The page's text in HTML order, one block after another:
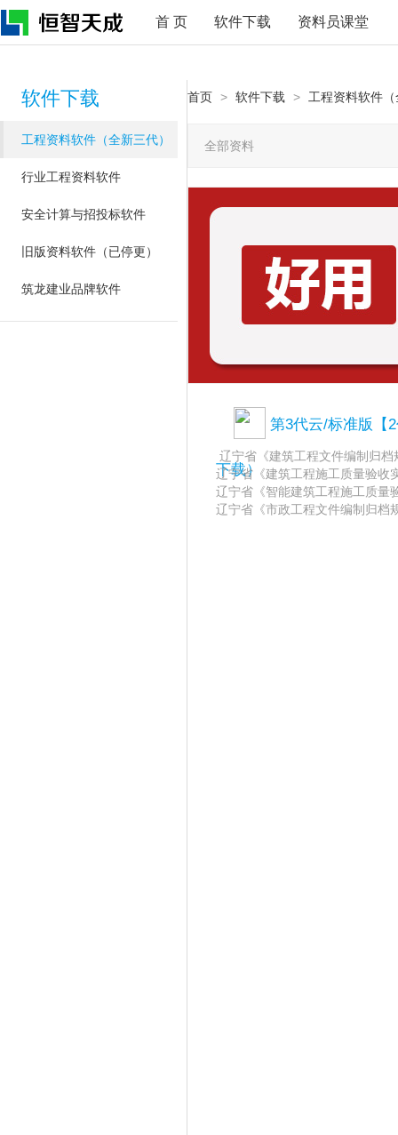
首 页 软件下载 资料员课堂
软件下载
工程资料软件（全新三代）
行业工程资料软件
安全计算与招投标软件
旧版资料软件（已停更）
筑龙建业品牌软件
首页 > 软件下载 > 工程资料软件
全部资料
第3代云/标准版【
下载）
辽宁省《建筑工程文件编制归
辽宁省《建筑工程施工质量验收
辽宁省《智能建筑工程施工质量
辽宁省《市政工程文件编制归档